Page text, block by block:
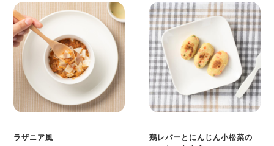
ラザニア風
鶏レバーとにんじん小松菜の